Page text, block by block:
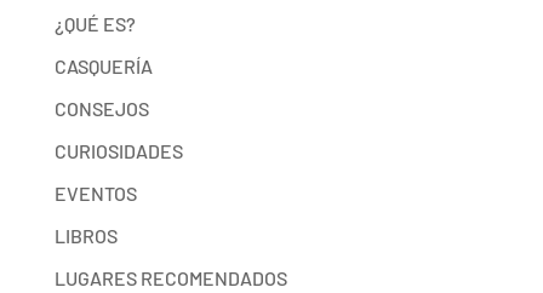
¿QUÉ ES?
CASQUERÍA
CONSEJOS
CURIOSIDADES
EVENTOS
LIBROS
LUGARES RECOMENDADOS